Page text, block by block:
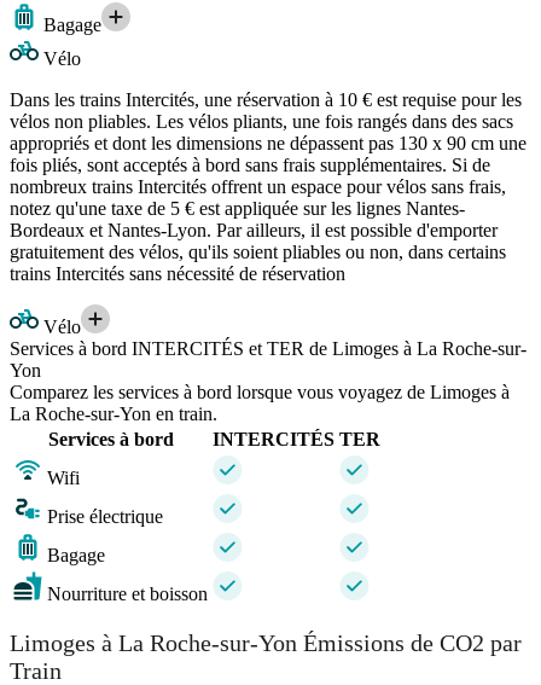
Bagage
Vélo
Dans les trains Intercités, une réservation à 10 € est requise pour les
vélos non pliables. Les vélos pliants, une fois rangés dans des sacs
appropriés et dont les dimensions ne dépassent pas 130 x 90 cm une
fois pliés, sont acceptés à bord sans frais supplémentaires. Si de
nombreux trains Intercités offrent un espace pour vélos sans frais,
notez qu'une taxe de 5 € est appliquée sur les lignes Nantes-
Bordeaux et Nantes-Lyon. Par ailleurs, il est possible d'emporter
gratuitement des vélos, qu'ils soient pliables ou non, dans certains
trains Intercités sans nécessité de réservation
Vélo
Services à bord INTERCITÉS et TER de Limoges à La Roche-sur-
Yon
Comparez les services à bord lorsque vous voyagez de Limoges à
La Roche-sur-Yon en train.
Services à bord
INTERCITÉS TER
Wifi
Prise électrique
Bagage
Nourriture et boisson
Limoges à La Roche-sur-Yon Émissions de CO2 par
Train